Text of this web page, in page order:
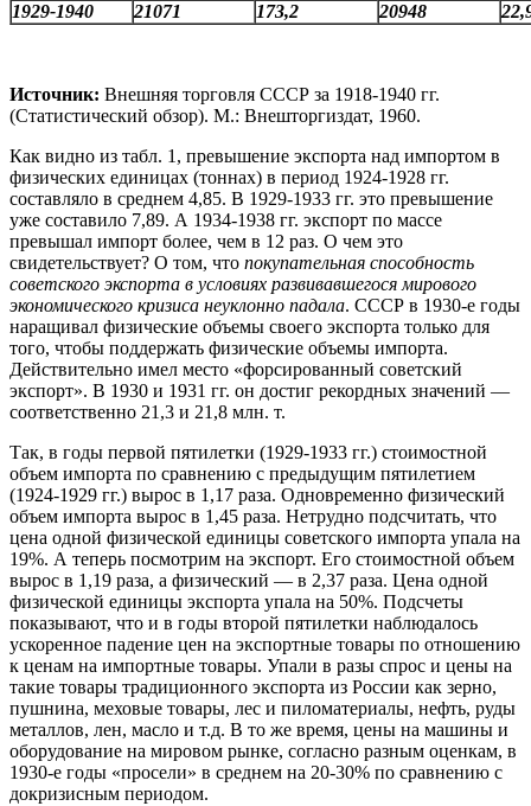
1929-1940
21071 173,2 20948
Источник: Внешняя торговля СССР за 1918-1940 гг.
(Статистический обзор). М.: Внешторгиздат, 1960.
Как видно из табл. 1, превышение экспорта над импортом в
физических единицах (тоннах) в период 1924-1928 гг.
составляло в среднем 4,85. В 1929-1933 гг. это превышение
уже составило 7,89. А 1934-1938 гг. экспорт по массе
превышал импорт более, чем в 12 раз. О чем это
свидетельствует? О том, что покупательная способность
советского экспорта в условиях развивавшегося мирового
экономического кризиса неуклонно падала. СССР в 1930-е годы
наращивал физические объемы своего экспорта только для
того, чтобы поддержать физические объемы импорта.
Действительно имел место «форсированный советский
экспорт». В 1930 и 1931 гг. он достиг рекордных значений —
соответственно 21,3 и 21,8 млн. т.
Так, в годы первой пятилетки (1929-1933 гг.) стоимостной
объем импорта по сравнению с предыдущим пятилетием
(1924-1929 гг.) вырос в 1,17 раза. Одновременно физический
объем импорта вырос в 1,45 раза. Нетрудно подсчитать, что
цена одной физической единицы советского импорта упала на
19%. А теперь посмотрим на экспорт. Его стоимостной объем
вырос в 1,19 раза, а физический — в 2,37 раза. Цена одной
физической единицы экспорта упала на 50%. Подсчеты
показывают, что и в годы второй пятилетки наблюдалось
ускоренное падение цен на экспортные товары по отношению
к ценам на импортные товары. Упали в разы спрос и цены на
такие товары традиционного экспорта из России как зерно,
пушнина, меховые товары, лес и пиломатериалы, нефть, руды
металлов, лен, масло и т.д. В то же время, цены на машины и
оборудование на мировом рынке, согласно разным оценкам, в
1930-е годы «просели» в среднем на 20-30% по сравнению с
докризисным периодом.